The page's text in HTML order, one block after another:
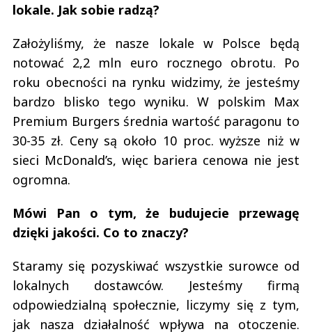
lokale. Jak sobie radzą?
Założyliśmy, że nasze lokale w Polsce będą
notować 2,2 mln euro rocznego obrotu. Po
roku obecności na rynku widzimy, że jesteśmy
bardzo blisko tego wyniku. W polskim Max
Premium Burgers średnia wartość paragonu to
30-35 zł. Ceny są około 10 proc. wyższe niż w
sieci McDonald’s, więc bariera cenowa nie jest
ogromna.
Mówi Pan o tym, że budujecie przewagę
dzięki jakości. Co to znaczy?
Staramy się pozyskiwać wszystkie surowce od
lokalnych dostawców. Jesteśmy firmą
odpowiedzialną społecznie, liczymy się z tym,
jak nasza działalność wpływa na otoczenie.